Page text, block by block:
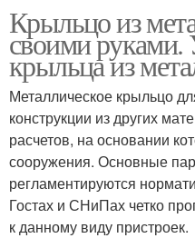
Крыльцо из
своими руками.
крыльца из
Металлическое крыльцо
конструкции из других
расчетов, на основании
сооружения. Основные
регламентируются
Гостах и СНиПах четко
к данному виду пристроек.